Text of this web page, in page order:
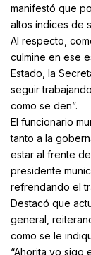
manifestó que
altos índices de
Al respecto,
culmine en ese
Estado, la
seguir
como se den”.
El funcionario
tanto a la
estar al frente
presidente
refrendando el
Destacó que
general,
como se le
“Ahorita yo sigo